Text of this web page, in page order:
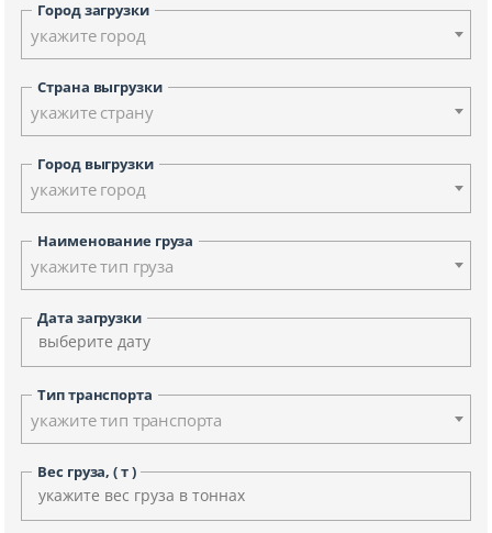
Город загрузки
укажите город
Страна выгрузки
укажите страну
Город выгрузки
укажите город
Наименование груза
укажите тип груза
Дата загрузки
Тип транспорта
укажите тип транспорта
Вес груза, ( т )